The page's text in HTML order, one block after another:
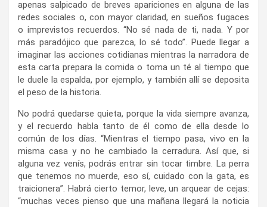
apenas salpicado de breves apariciones en alguna de las
redes sociales o, con mayor claridad, en sueños fugaces
o imprevistos recuerdos. “No sé nada de ti, nada. Y por
más paradójico que parezca, lo sé todo”. Puede llegar a
imaginar las acciones cotidianas mientras la narradora de
esta carta prepara la comida o toma un té al tiempo que
le duele la espalda, por ejemplo, y también allí se deposita
el peso de la historia.
No podrá quedarse quieta, porque la vida siempre avanza,
y el recuerdo habla tanto de él como de ella desde lo
común de los días. “Mientras el tiempo pasa, vivo en la
misma casa y no he cambiado la cerradura. Así que, si
alguna vez venís, podrás entrar sin tocar timbre. La perra
que tenemos no muerde, eso sí, cuidado con la gata, es
traicionera”. Habrá cierto temor, leve, un arquear de cejas:
“muchas veces pienso que una mañana llegará la noticia